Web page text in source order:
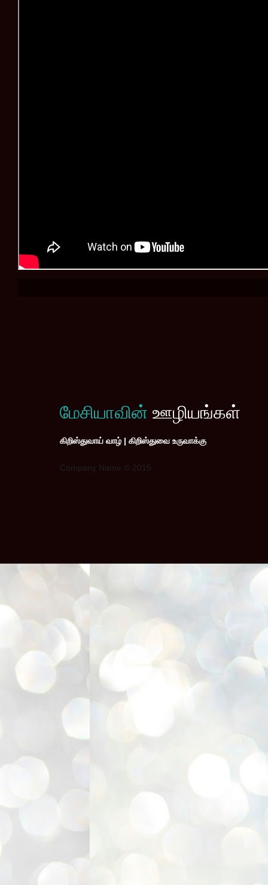
மேசியாவின் ஊழியங்கள்
கிறிஸ்துவாய் வாழ் | கிறிஸ்துவை உருவாக்கு
Company Name © 2015